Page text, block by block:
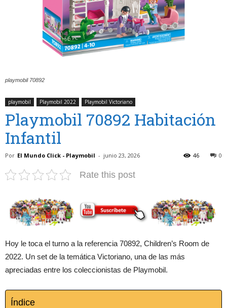
playmobil 70892
playmobil Playmobil 2022 Playmobil Victoriano
Playmobil 70892 Habitación
Infantil
Por El Mundo Click - Playmobil - junio 23, 2026 0
46
Rate this post
Hoy le toca el turno a la referencia 70892, Children’s Room de
2022. Un set de la temática Victoriano, una de las más
apreciadas entre los coleccionistas de Playmobil.
Índice